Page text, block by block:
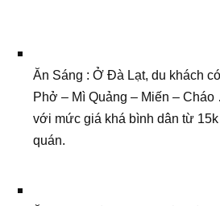
Ăn Sáng : Ở Đà Lạt, du khách
Phở – Mì Quảng – Miến –
với mức giá khá bình dân từ
quán.